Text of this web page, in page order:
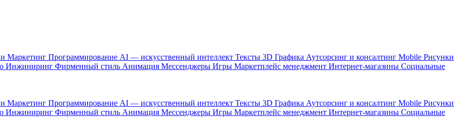
Маркетинг Программирование AI — искусственный интеллект Тексты 3D Графика Аутсорсинг и консалтинг Mobile Рисунки
Инжиниринг Фирменный стиль Анимация Мессенджеры Игры Маркетплейс менеджмент Интернет-магазины Социальные
Маркетинг Программирование AI — искусственный интеллект Тексты 3D Графика Аутсорсинг и консалтинг Mobile Рисунки
Инжиниринг Фирменный стиль Анимация Мессенджеры Игры Маркетплейс менеджмент Интернет-магазины Социальные